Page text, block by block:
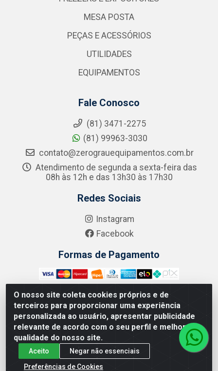
O nosso site coleta cookies próprios e de
terceiros para proporcionar uma experiência
personalizada ao usuário, apresentar publicidade
relevante de acordo com o seu perfil e melhorar a
qualidade do nosso site.
Aceito
Negar não essenciais
Preferências de Cookies
MESA POSTA
PEÇAS E ACESSÓRIOS
UTILIDADES
EQUIPAMENTOS
Fale Conosco
(81) 3471-2275
(81) 99963-3030
contato@zerograuequipamentos.com.br
Atendimento de segunda a sexta-feira das
08h às 12h e das 13h30 às 17h30
Redes Sociais
Instagram
Facebook
Formas de Pagamento
Zero Grau - Rua Jean Emile Favre, 746 - Ipsep,
Recife/PE - CEP 51.190-450 - CNPJ 09.132.989/0001-61